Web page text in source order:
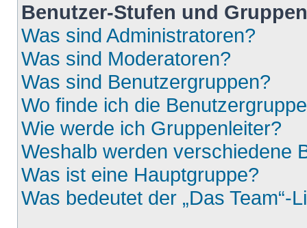
Benutzer-Stufen und Gruppen
Was sind Administratoren?
Was sind Moderatoren?
Was sind Benutzergruppen?
Wo finde ich die
Wie werde ich Gruppenleiter?
Weshalb werden verschiedene
Was ist eine Hauptgruppe?
Was bedeutet der „Das Team“-